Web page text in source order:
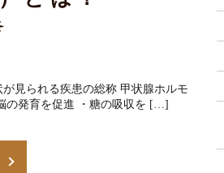
見られる疾患の総称 甲状腺ホルモ
の発育を促進 ・糖の吸収を […]